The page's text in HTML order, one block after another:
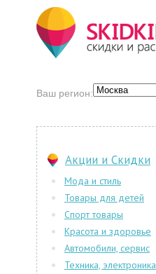
Ваш регион:
Акции и Скидки
Мода и стиль
Товары для детей
Спорт товары
Красота и здоровье
Автомобили, сервис
Техника, электроника